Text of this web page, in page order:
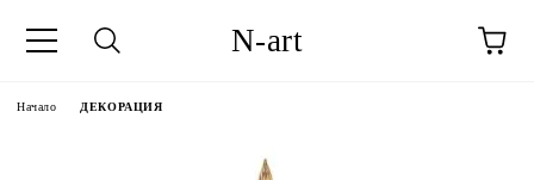
N-art
Начало ДЕКОРАЦИЯ